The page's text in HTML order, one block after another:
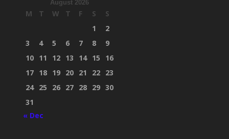
August 2026
M T W T F S
S
1
2
3
4 5 6 7 8
9
10 11 12 13 14 15
16
17 18 19 20 21 22 23
24 25 26 27 28 29 30
31
« Dec